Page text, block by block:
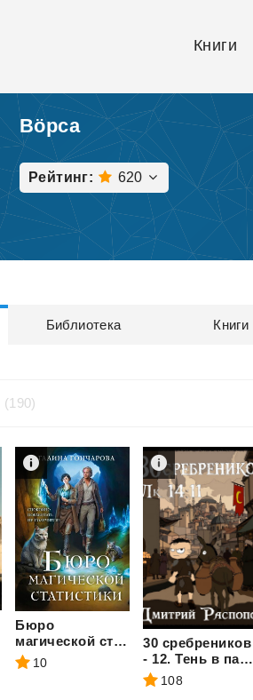
Книги
Вöрса
Рейтинг: 620
Библиотека Книги
(190)
Бюро
магической статистики. Трилогия
10
30 сребреников
- 12. Тень в паутине
108